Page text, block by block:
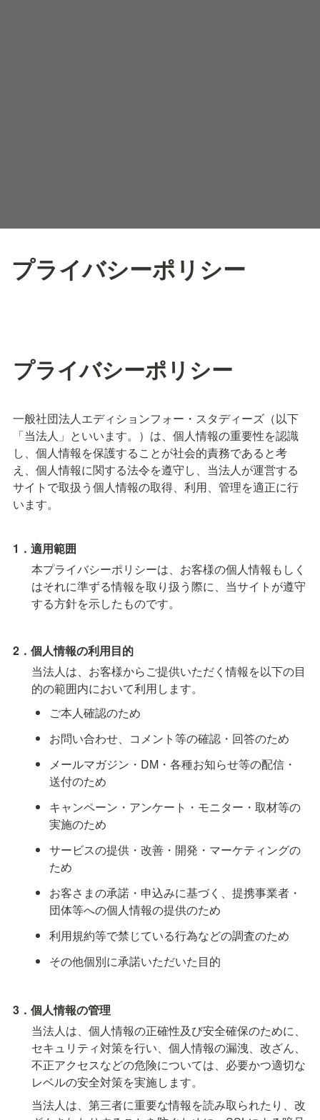
プライバシーポリシー
プライバシーポリシー
一般社団法人エディションフォー・スタディーズ（以下
「当法人」といいます。）は、個人情報の重要性を認識
し、個人情報を保護することが社会的責務であると考
え、個人情報に関する法令を遵守し、当法人が運営する
サイトで取扱う個人情報の取得、利用、管理を適正に行
います。
1．適用範囲
本プライバシーポリシーは、お客様の個人情報もしく
はそれに準ずる情報を取り扱う際に、当サイトが遵守
する方針を示したものです。
2．個人情報の利用目的
当法人は、お客様からご提供いただく情報を以下の目
的の範囲内において利用します。
ご本人確認のため
お問い合わせ、コメント等の確認・回答のため
メールマガジン・DM・各種お知らせ等の配信・
送付のため
キャンペーン・アンケート・モニター・取材等の
実施のため
サービスの提供・改善・開発・マーケティングの
ため
お客さまの承諾・申込みに基づく、提携事業者・
団体等への個人情報の提供のため
利用規約等で禁じている行為などの調査のため
その他個別に承諾いただいた目的
3．個人情報の管理
当法人は、個人情報の正確性及び安全確保のために、
セキュリティ対策を行い、個人情報の漏洩、改ざん、
不正アクセスなどの危険については、必要かつ適切な
レベルの安全対策を実施します。
当法人は、第三者に重要な情報を読み取られたり、改